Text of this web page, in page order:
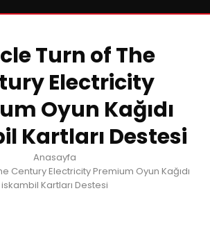
Turn of The
Electricity
Oyun Kağıdı
Kartları Destesi
Anasayfa
Century Electricity Premium Oyun Kağıdı
iskambil Kartları Destesi